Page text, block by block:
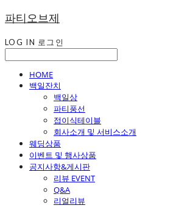
파티오브제
LOG IN 로그인
HOME
백일잔치
백일상
파티풍선
접이식테이블
회사소개 및 서비스소개
웨딩상품
이벤트 및 행사상품
공지사항&게시판
리뷰 EVENT
Q&A
리얼리뷰